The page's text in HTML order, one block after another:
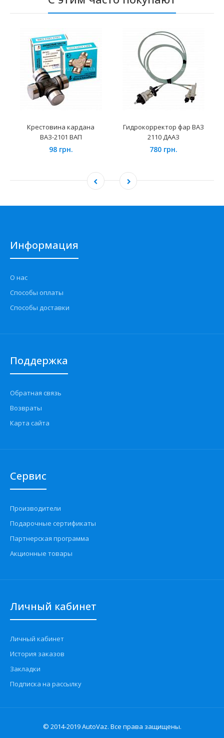
Крестовина кардана
ВАЗ-2101 ВАП
98 грн.
Гидрокорректор фар ВАЗ
2110 ДААЗ
780 грн.
Информация
О нас
Способы оплаты
Способы доставки
Поддержка
Обратная связь
Возвраты
Карта сайта
Сервис
Производители
Подарочные сертификаты
Партнерская программа
Акционные товары
Личный кабинет
Личный кабинет
История заказов
Закладки
Подписка на рассылку
© 2014-2019 AutoVaz. Все права защищены.